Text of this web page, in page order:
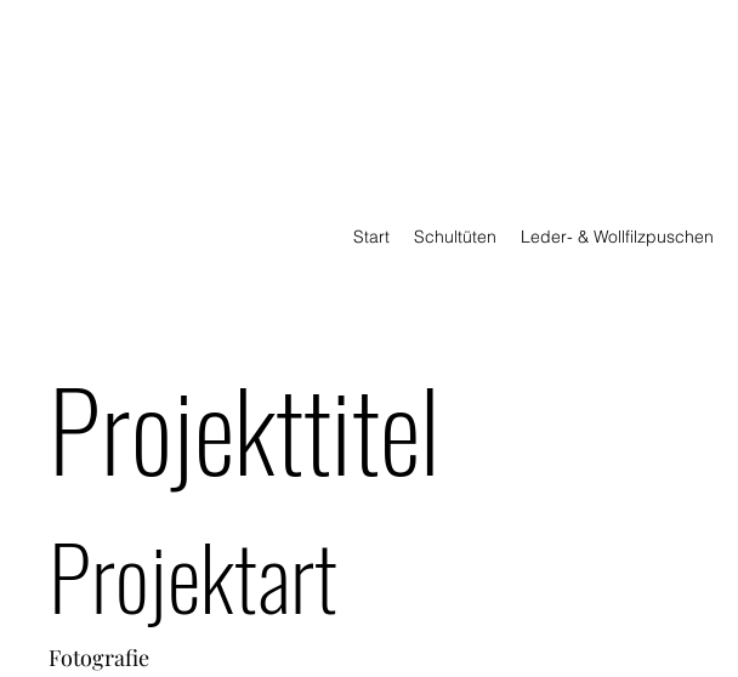
Start Schultüten Leder- & Wollfilzpuschen
Projekttitel
Projektart
Fotografie